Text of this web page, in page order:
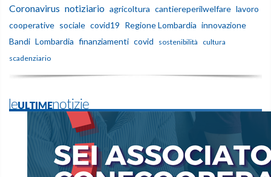
Coronavirus notiziario agricoltura cantiereperilwelfare lavoro
cooperative sociale covid19 Regione Lombardia innovazione
Bandi Lombardia finanziamenti covid sostenibilità
cultura
scadenziario
leULTIMEnotizie